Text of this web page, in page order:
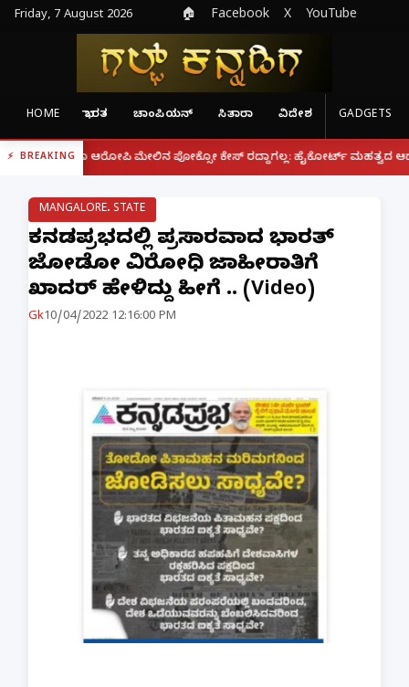
Friday, 7 August 2026 🏠 Facebook X YouTube
HOME ಭಾರತ ಚಾಂಪಿಯನ್ ಸಿತಾರಾ ವಿದೇಶ GADGETS
BREAKING
ಆರೋಪಿ ಮೇಲಿನ ಪೋಕ್ಸೋ ಕೇಸ್ ರದ್ದಾಗಲ್ಲ: ಹೈಕೋರ್ಟ್ ಮಹತ್ವದ ಆದೇಶ |
MANGALORE. STATE
ಕನ್ನಡಪ್ರಭದಲ್ಲಿ ಪ್ರಸಾರವಾದ ಭಾರತ್
ಜೋಡೋ ವಿರೋಧಿ ಜಾಹೀರಾತಿಗೆ
ಖಾದರ್ ಹೇಳಿದ್ದು ಹೀಗೆ .. (Video)
Gk10/04/2022 12:16:00 PM